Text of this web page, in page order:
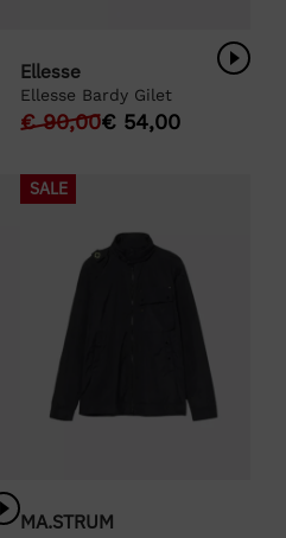
Ellesse
Ellesse Bardy Gilet
€90,00€ 54,00
SALE
MA.STRUM